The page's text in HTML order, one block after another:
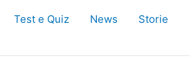
Test e Quiz News Storie